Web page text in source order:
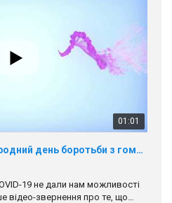
01:01
17 травня IDAHO. Міжнародний день боротьби з гомофобією трансфобією і біфобія.
19 не дали нам можливості
відео-звернення про те, що